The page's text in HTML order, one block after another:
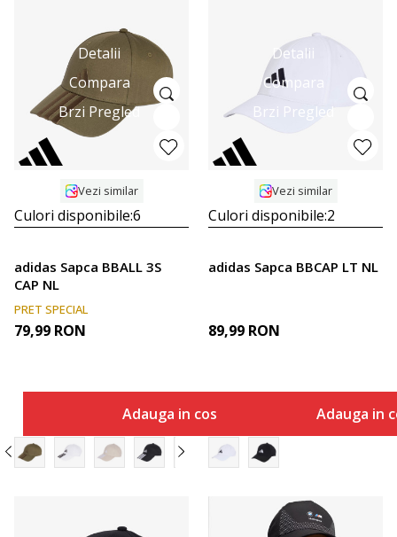
Detalii
Compara
Brzi Pregled
Vezi similar
Culori disponibile:6
adidas Sapca BBALL 3S
CAP NL
PRET SPECIAL
79,99 RON
Adauga in cos
Detalii
Compara
Brzi Pregled
Vezi similar
Culori disponibile:2
adidas Sapca BBCAP LT NL
89,99 RON
Adauga in